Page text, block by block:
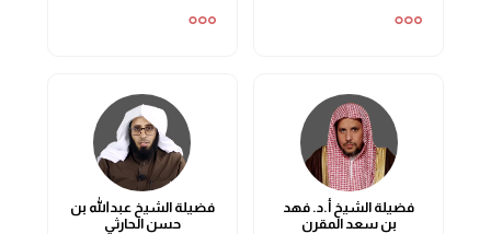
فضيلة الشيخ أ.د. فهد
بن سعد المقرن
فضيلة الشيخ عبدالله بن
حسن الحارثي